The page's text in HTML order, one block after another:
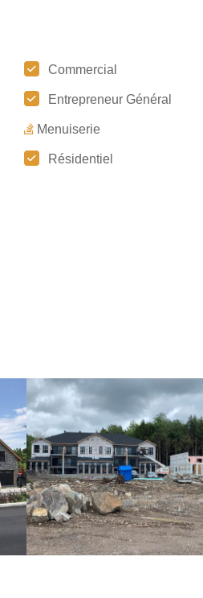
Commercial
Entrepreneur Général
Menuiserie
Résidentiel